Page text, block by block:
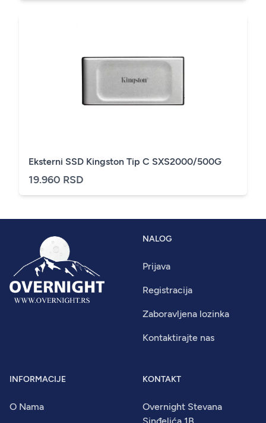
Eksterni SSD Kingston Tip C SXS2000/500G
19.960 RSD
NALOG
Prijava
Registracija
Zaboravljena lozinka
Kontaktirajte nas
INFORMACIJE
O Nama
KONTAKT
Overnight Stevana